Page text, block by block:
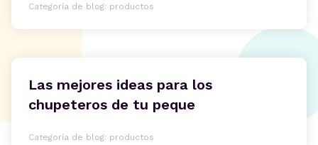
Categoría de blog: productos
Las mejores ideas para los
chupeteros de tu peque
Categoría de blog: productos